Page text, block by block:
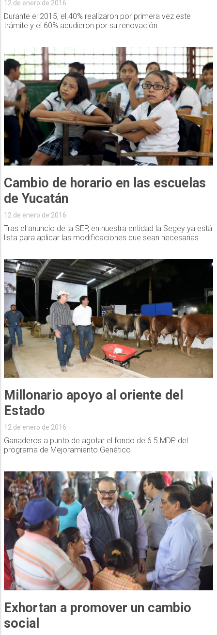
12 de enero de 2016
Durante el 2015, el 40% realizaron por primera vez este
trámite y el 60% acudieron por su renovación
Cambio de horario en las escuelas
de Yucatán
12 de enero de 2016
Tras el anuncio de la SEP, en nuestra entidad la Segey ya está
lista para aplicar las modificaciones que sean necesarias
Millonario apoyo al oriente del
Estado
12 de enero de 2016
Ganaderos a punto de agotar el fondo de 6.5 MDP del
programa de Mejoramiento Genético
Exhortan a promover un cambio
social